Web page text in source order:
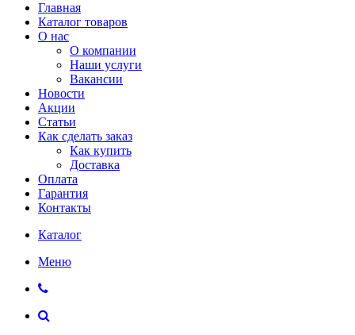
Главная
Каталог товаров
О нас
О компании
Наши услуги
Вакансии
Новости
Акции
Статьи
Как сделать заказ
Как купить
Доставка
Оплата
Гарантия
Контакты
Каталог
Меню